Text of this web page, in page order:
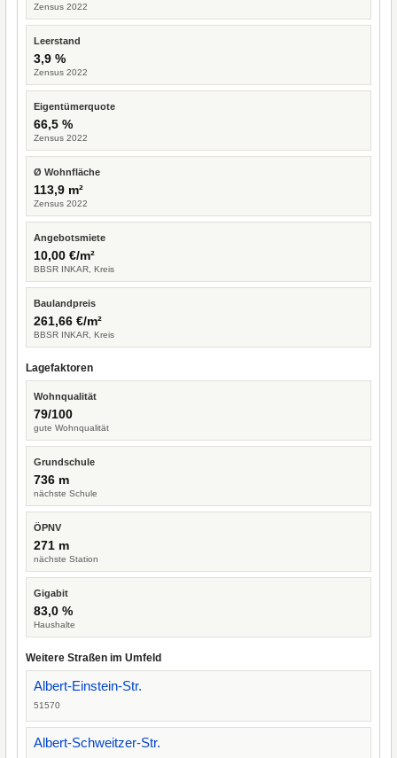
Zensus 2022
Leerstand
3,9 %
Zensus 2022
Eigentümerquote
66,5 %
Zensus 2022
Ø Wohnfläche
113,9 m²
Zensus 2022
Angebotsmiete
10,00 €/m²
BBSR INKAR, Kreis
Baulandpreis
261,66 €/m²
BBSR INKAR, Kreis
Lagefaktoren
Wohnqualität
79/100
gute Wohnqualität
Grundschule
736 m
nächste Schule
ÖPNV
271 m
nächste Station
Gigabit
83,0 %
Haushalte
Weitere Straßen im Umfeld
Albert-Einstein-Str.
51570
Albert-Schweitzer-Str.